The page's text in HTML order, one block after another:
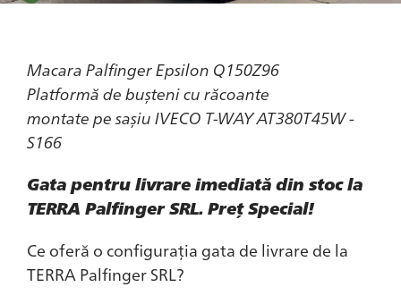
Macara Palfinger Epsilon Q150Z96
Platformă de bușteni cu răcoante
montate pe sașiu IVECO T-WAY AT380T45W -
S166
Gata pentru livrare imediată din stoc la
TERRA Palfinger SRL. Preț Special!
Ce oferă o configurația gata de livrare de la
TERRA Palfinger SRL?